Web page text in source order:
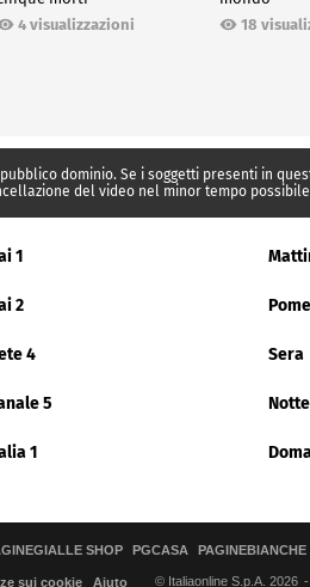
4 visualizzazioni
18
dominio. Se i soggetti presenti in
del video nel minor tempo
1
2
4 Sera
5 Notte
1
SHOP PGCASA PAGINEBIANCHE
sui cookie Aiuto © Italiaonline S.p.A. 2026